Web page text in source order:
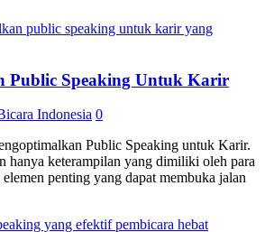
Public Speaking Untuk Karir
Indonesia 0
Public Speaking untuk Karir.
hanya keterampilan yang dimiliki oleh para
penting yang dapat membuka jalan